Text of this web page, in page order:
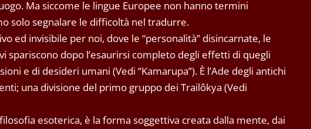
Ma siccome le lingue Europee non hanno termini
solo segnalare le difficoltà nel tradurre.
ed invisibile per noi, dove le “personalità” disincarnate, le
dopo l’esaurirsi completo degli effetti di quegli
e di desideri umani (Vedi “Kamarupa”). È l’Ade degli antichi
una divisione del primo gruppo dei Trailôkya (Vedi
esoterica, è la forma soggettiva creata dalla mente, dai